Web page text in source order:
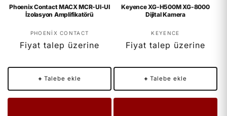
Phoenix Contact MACX MCR-UI-UI
İzolasyon Amplifikatörü
Satıcı:
PHOENIX CONTACT
Fiyat talep üzerine
+ Talebe ekle
Keyence XG-H500M XG-8000
Dijital Kamera
Satıcı:
KEYENCE
Fiyat talep üzerine
+ Talebe ekle